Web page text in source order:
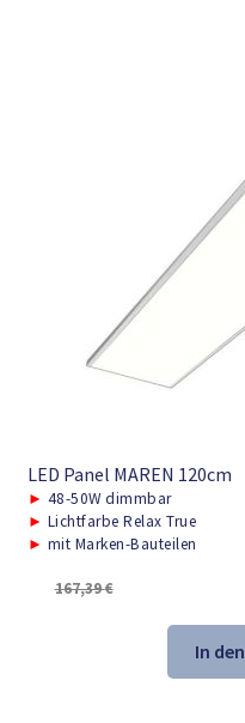
LED Panel MAREN 120cm
► 48-50W dimmbar
► Lichtfarbe Relax True
► mit Marken-Bauteilen
167,39€
In